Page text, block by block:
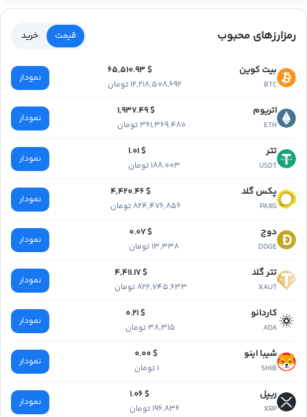
رمزارزهای محبوب قیمت خرید
بیت کوین
BTC
$ 65,510.93
12,218,508,692 تومان
نمودار
اتریوم
ETH
$ 1,937.49
361,369,480 تومان
نمودار
تتر
USDT
$ 1.01
188,003 تومان
نمودار
پکس گلد
PAXG
$ 4,420.46
824,476,856 تومان
نمودار
دوج
DOGE
$ 0.07
13,338 تومان
نمودار
تتر گلد
XAUT
$ 4,411.17
822,745,633 تومان
نمودار
کاردانو
ADA
$ 0.21
38,315 تومان
نمودار
شیبا اینو
SHIB
$ 0.00
1 تومان
نمودار
ریپل
XRP
$ 1.06
196,836 تومان
نمودار